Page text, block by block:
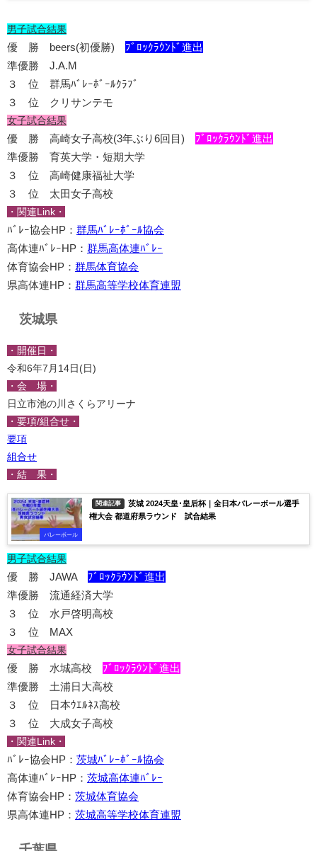
男子試合結果
優 勝 beers(初優勝) ﾌﾞﾛｯｸﾗｳﾝﾄﾞ進出
準優勝 J.A.M
３ 位 群馬ﾊﾞﾚｰﾎﾞｰﾙｸﾗﾌﾞ
３ 位 クリサンテモ
女子試合結果
優 勝 高崎女子高校(3年ぶり6回目) ﾌﾞﾛｯｸﾗｳﾝﾄﾞ進出
準優勝 育英大学・短期大学
３ 位 高崎健康福祉大学
３ 位 太田女子高校
・関連Link・
ﾊﾞﾚｰ協会HP： 群馬ﾊﾞﾚｰﾎﾞｰﾙ協会
高体連ﾊﾞﾚｰHP： 群馬高体連ﾊﾞﾚｰ
体育協会HP： 群馬体育協会
県高体連HP： 群馬高等学校体育連盟
茨城県
・開催日・
令和6年7月14日(日)
・会 場・
日立市池の川さくらアリーナ
・要項/組合せ・
要項
組合せ
・結 果・
バレーボール
関連記事
茨城 2024天皇･皇后杯｜全日本バレーボール選手
権大会 都道府県ラウンド 試合結果
男子試合結果
優 勝 JAWA ﾌﾞﾛｯｸﾗｳﾝﾄﾞ進出
準優勝 流通経済大学
３ 位 水戸啓明高校
３ 位 MAX
女子試合結果
優 勝 水城高校 ﾌﾞﾛｯｸﾗｳﾝﾄﾞ進出
準優勝 土浦日大高校
３ 位 日本ｳｴﾙﾈｽ高校
３ 位 大成女子高校
・関連Link・
ﾊﾞﾚｰ協会HP： 茨城ﾊﾞﾚｰﾎﾞｰﾙ協会
高体連ﾊﾞﾚｰHP： 茨城高体連ﾊﾞﾚｰ
体育協会HP： 茨城体育協会
県高体連HP： 茨城高等学校体育連盟